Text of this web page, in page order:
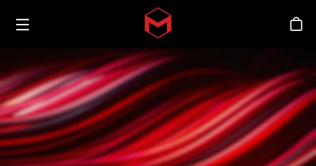
Skip to main content
Toggle menu
シ